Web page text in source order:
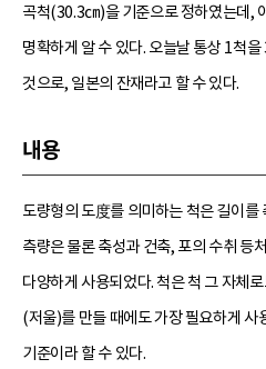
곡척(30.3㎝)을 기준으로 정하였는데,
명확하게 알 수 있다. 오늘날 통상 1척
것으로, 일본의 잔재라고 할 수 있다.
내용
도량형의 도度를 의미하는 척은 길이를
측량은 물론 축성과 건축, 포의 수취 등
다양하게 사용되었다. 척은 척 그 자체
(저울)를 만들 때에도 가장 필요하게 사
기준이라 할 수 있다.